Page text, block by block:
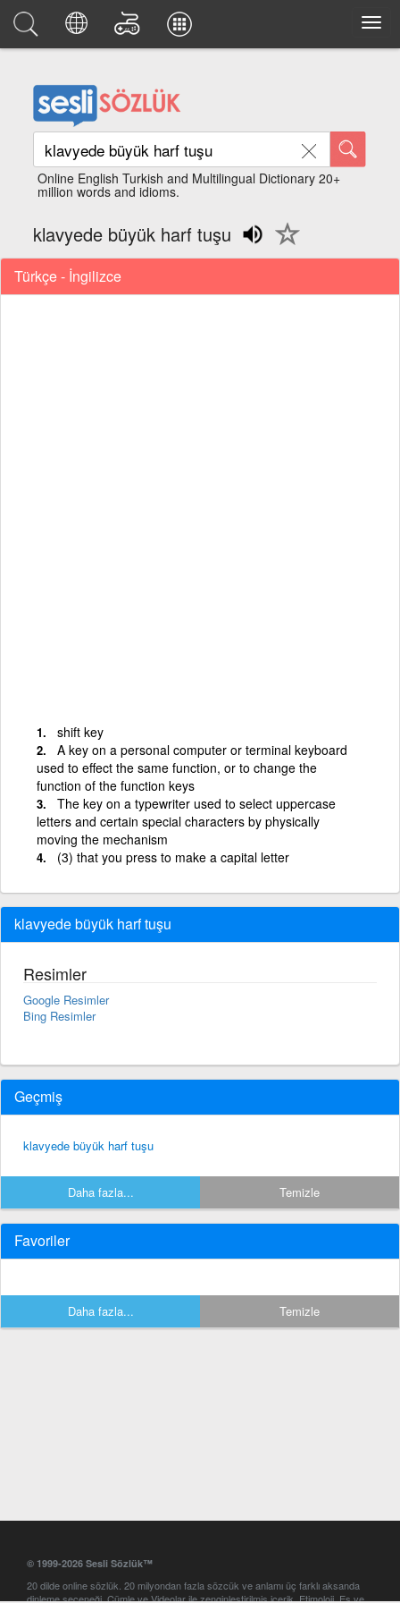
Online English Turkish and Multilingual Dictionary 20+
million words and idioms.
klavyede büyük harf tuşu
Türkçe - İngilizce
shift key
A key on a personal computer or terminal keyboard
used to effect the same function, or to change the
function of the function keys
The key on a typewriter used to select uppercase
letters and certain special characters by physically
moving the mechanism
(3) that you press to make a capital letter
klavyede büyük harf tuşu
Resimler
Google Resimler
Bing Resimler
Geçmiş
klavyede büyük harf tuşu
Daha fazla... Temizle
Favoriler
Daha fazla... Temizle
© 1999-2026 Sesli Sözlük™
20 dilde online sözlük. 20 milyondan fazla sözcük ve anlamı üç farklı aksanda
dinleme seçeneği. Cümle ve Videolar ile zenginleştirilmiş içerik. Etimoloji, Eş ve